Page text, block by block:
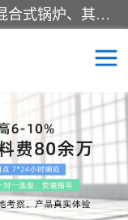
蒸汽锅炉：水管锅炉、火管锅炉、混合式锅炉、其他蒸汽锅炉； 热水锅炉：家用型集中供暖用热水锅炉、其他热水锅炉； 有机热载体锅炉； 船用蒸汽锅炉； （锅炉用辅助设备及装置）蒸汽冷凝器：表面冷凝器、混合式冷凝器、空冷式冷凝器、其他蒸汽冷凝器； 锅炉用辅助设备：节热器、蒸汽收集器、蓄能器、烟垢清除器、气体回收器、泥渣刮除器、空气预热器、其他锅炉用辅助设备；